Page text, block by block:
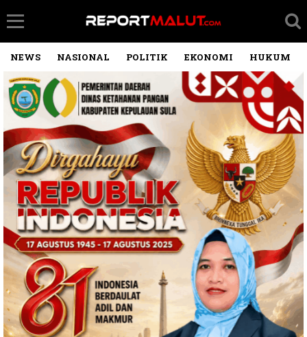
NEWS NASIONAL POLITIK EKONOMI HUKUM